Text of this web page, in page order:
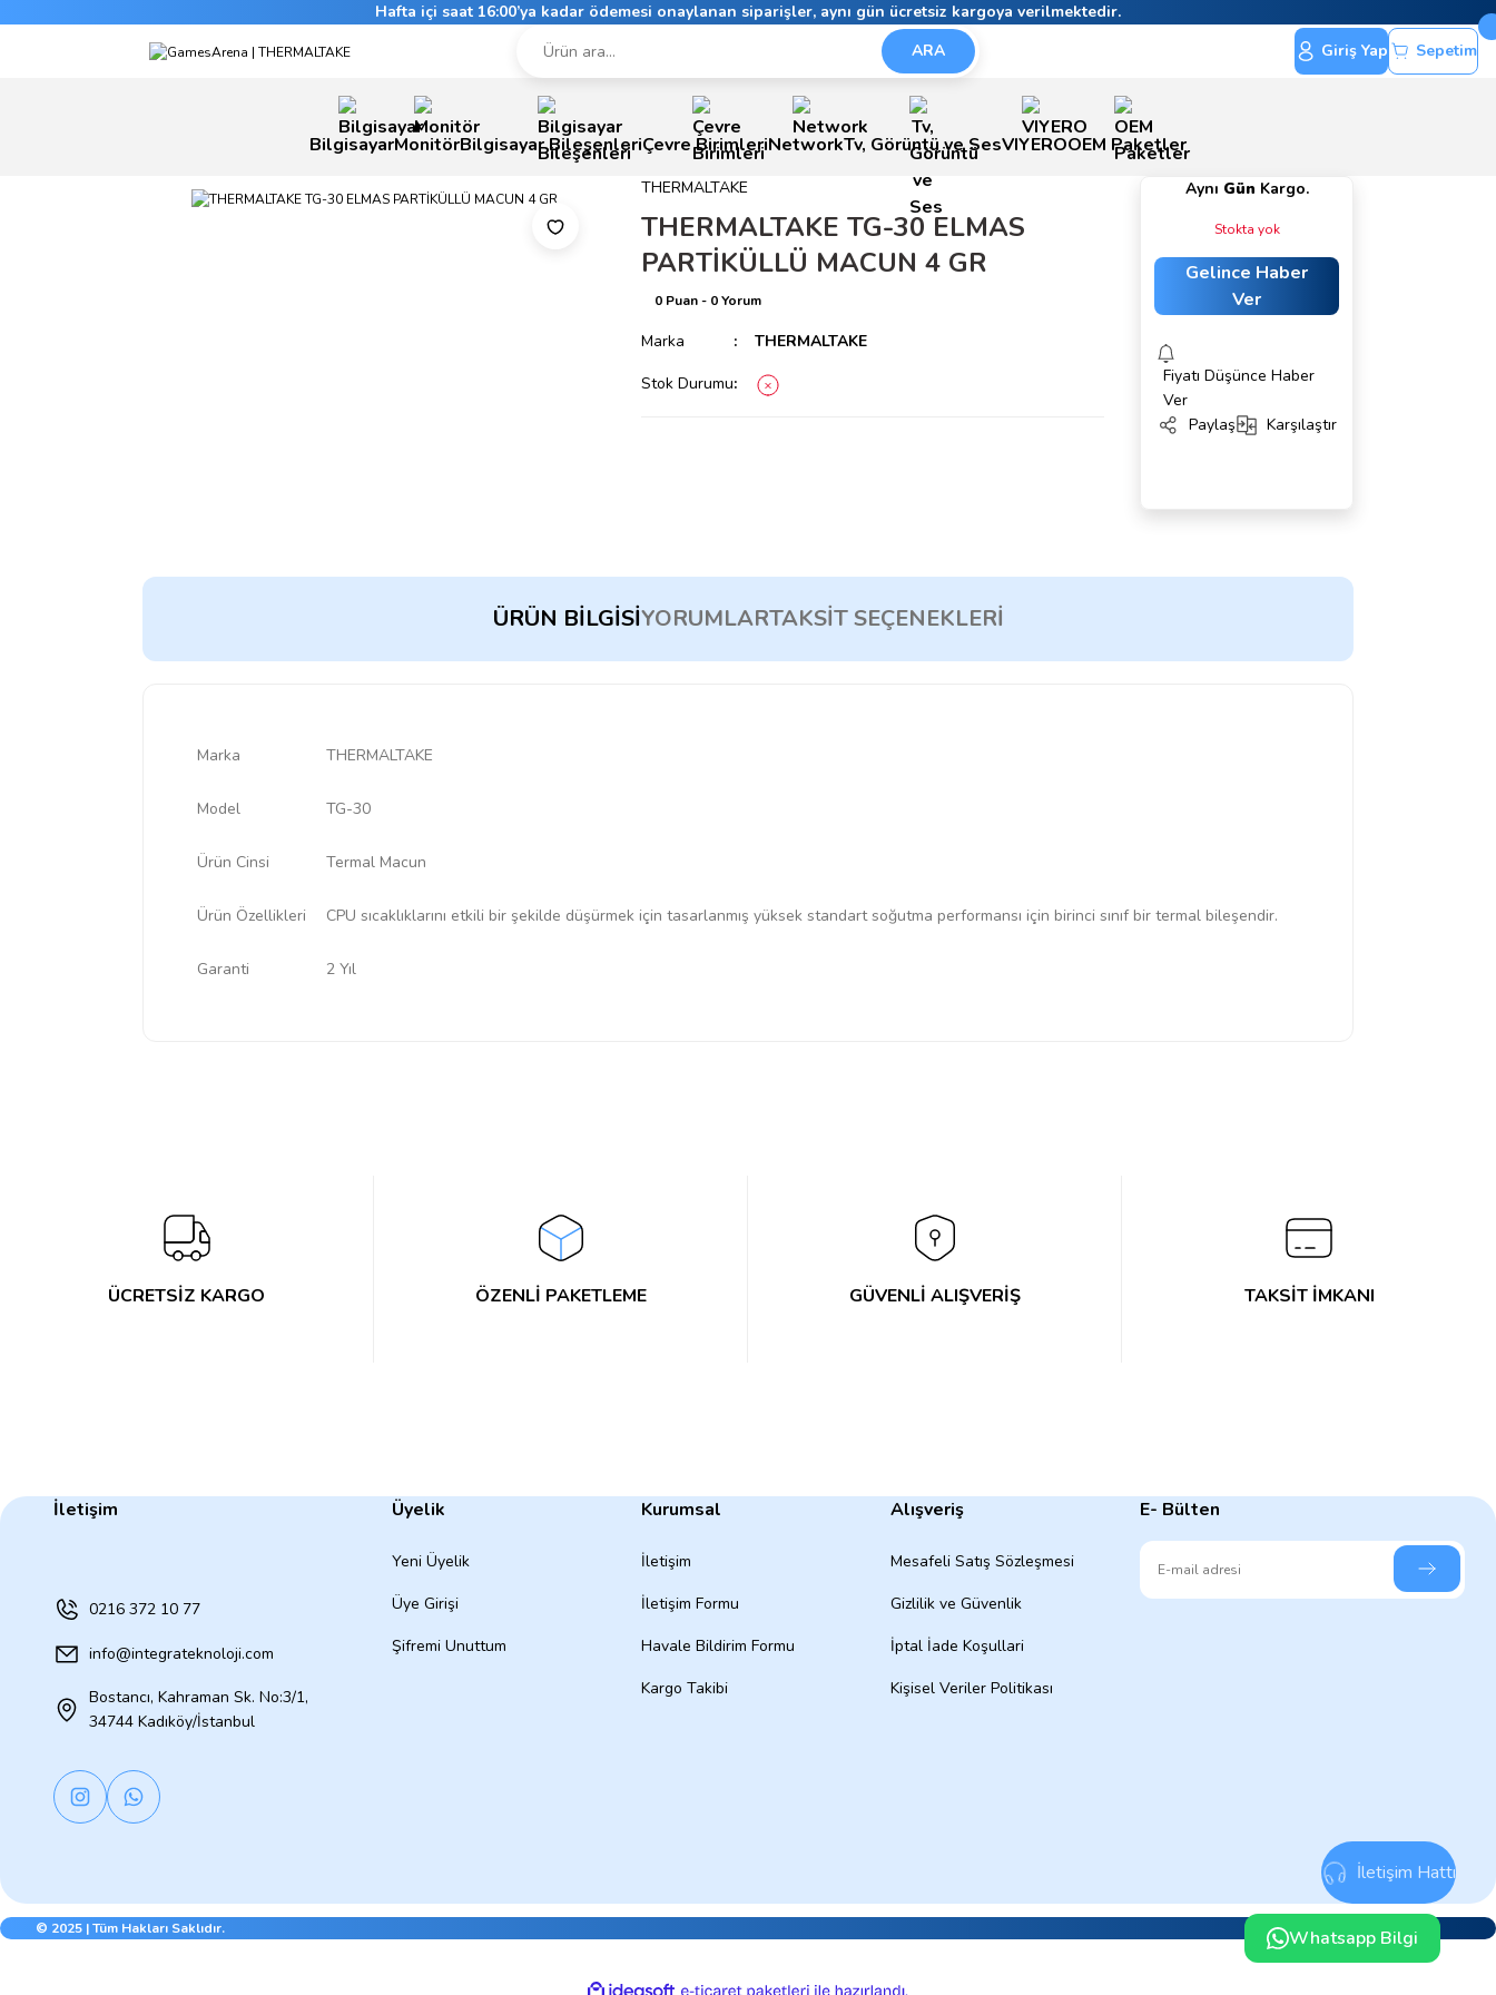
Hafta içi saat 16:00’ya kadar ödemesi onaylanan siparişler, aynı gün ücretsiz kargoya verilmektedir.
ARA
Giriş Yap Sepetim
BilgisayarMonitörBilgisayar BileşenleriÇevre BirimleriNetworkTv, Görüntü ve SesVIYEROOEM Paketler
THERMALTAKE
THERMALTAKE TG-30 ELMAS
PARTİKÜLLÜ MACUN 4 GR
0 Puan - 0 Yorum
Marka THERMALTAKE
Stok Durumu
Aynı Gün Kargo.
Stokta yok
Gelince Haber
Ver
Fiyatı Düşünce Haber
Ver
Paylaş
Karşılaştır
ÜRÜN BILGISIYORUMLARTAKSIT SEÇENEKLERI
Marka THERMALTAKE
Model TG-30
Ürün Cinsi Termal Macun
Ürün Özellikleri CPU sıcaklıklarını etkili bir şekilde düşürmek için tasarlanmış yüksek standart soğutma performansı için birinci sınıf bir termal bileşendir.
Garanti 2 Yıl
ÜCRETSİZ KARGO ÖZENLİ PAKETLEME GÜVENLİ ALIŞVERİŞ TAKSİT İMKANI
İletişim
0216 372 10 77
info@integrateknoloji.com
Bostancı, Kahraman Sk. No:3/1,
34744 Kadıköy/İstanbul
Üyelik
Yeni Üyelik
Üye Girişi
Şifremi Unuttum
Kurumsal
İletişim
İletişim Formu
Havale Bildirim Formu
Kargo Takibi
Alışveriş
Mesafeli Satış Sözleşmesi
Gizlilik ve Güvenlik
İptal İade Koşullari
Kişisel Veriler Politikası
E- Bülten
İletişim Hattı
© 2025 | Tüm Hakları Saklıdır. Whatsapp Bilgi
ideasoft e-